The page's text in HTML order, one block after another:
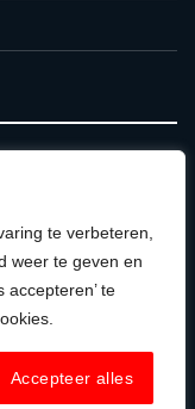
te verbeteren,
weer te geven en
accepteren’ te
Accepteer alles
& RETOURBELEID